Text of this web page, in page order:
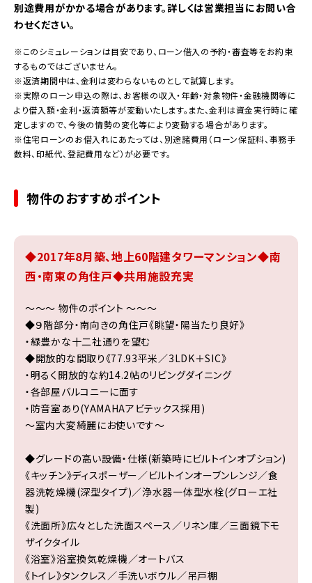
別途費用がかかる場合があります。詳しくは営業担当にお問い合
わせください。
※このシミュレーションは目安であり、ローン借入の予約・審査等をお約束
するものではございません。
※返済期間中は、金利は変わらないものとして試算します。
※実際のローン申込の際は、お客様の収入・年齢・対象物件・金融機関等に
より借入額・金利・返済額等が変動いたします。また、金利は資金実行時に確
定しますので、今後の情勢の変化等により変動する場合があります。
※住宅ローンのお借入れにあたっては、別途諸費用（ローン保証料、事務手
数料、印紙代、登記費用など）が必要です。
物件のおすすめポイント
◆2017年8月築、地上60階建タワーマンション◆南
西・南東の角住戸◆共用施設充実
～～～ 物件のポイント ～～～
◆９階部分・南向きの角住戸《眺望・陽当たり良好》
・緑豊かな十二社通りを望む
◆開放的な間取り《77.93平米／3LDK＋SIC》
・明るく開放的な約14.2帖のリビングダイニング
・各部屋バルコニーに面す
・防音室あり(YAMAHAアビテックス採用)
～室内大変綺麗にお使いです～
◆グレードの高い設備・仕様(新築時にビルトインオプション)
《キッチン》ディスポーザー／ビルトインオーブンレンジ／食
器洗乾燥機(深型タイプ)／浄水器一体型水栓(グローエ社
製)
《洗面所》広々とした洗面スペース／リネン庫／三面鏡下モ
ザイクタイル
《浴室》浴室換気乾燥機／オートバス
《トイレ》タンクレス／手洗いボウル／吊戸棚